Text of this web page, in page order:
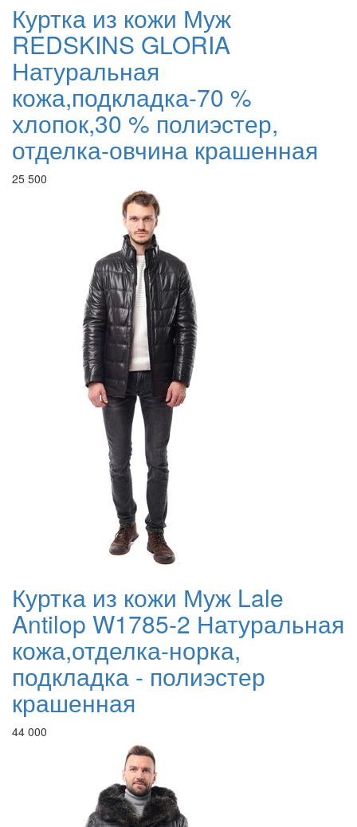
Куртка из кожи Муж
REDSKINS GLORIA
Натуральная
кожа,подкладка-70 %
хлопок,30 % полиэстер,
отделка-овчина крашенная
25 500
Куртка из кожи Муж Lale
Antilop W1785-2 Натуральная
кожа,отделка-норка,
подкладка - полиэстер
крашенная
44 000